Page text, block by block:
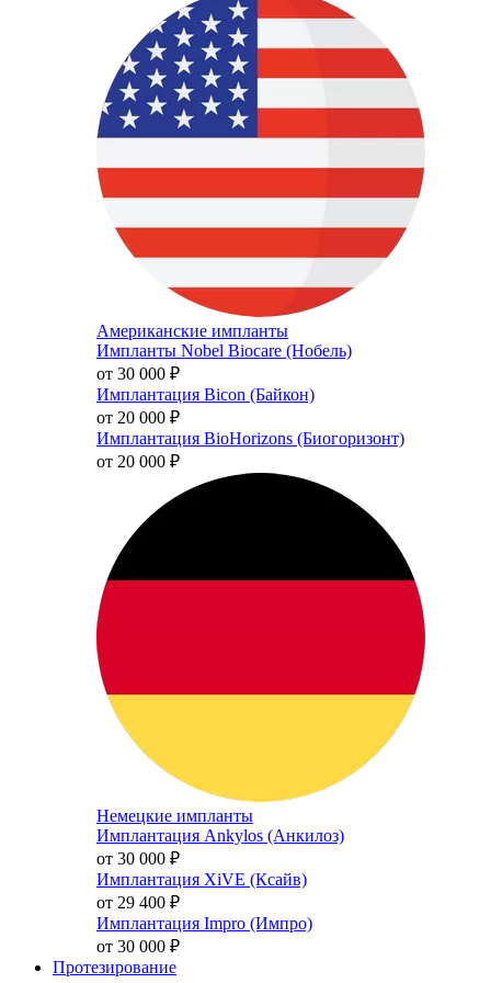
Американские импланты
Импланты Nobel Biocare (Нобель)
от 30 000 ₽
Имплантация Bicon (Байкон)
от 20 000 ₽
Имплантация BioHorizons (Биогоризонт)
от 20 000 ₽
Немецкие импланты
Имплантация Ankylos (Анкилоз)
от 30 000 ₽
Имплантация XiVE (Ксайв)
от 29 400 ₽
Имплантация Impro (Импро)
от 30 000 ₽
Протезирование